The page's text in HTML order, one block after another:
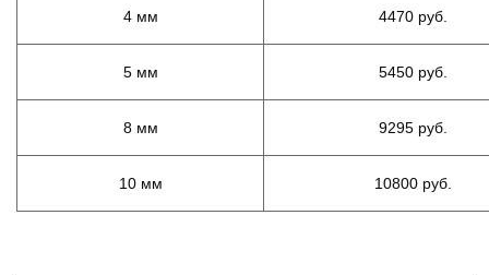
4 мм 4470 руб.
5 мм 5450 руб.
8 мм 9295 руб.
10 мм 10800 руб.